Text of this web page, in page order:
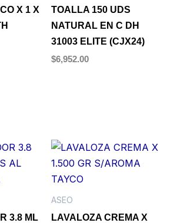
X 1 X
TOALLA 150 UDS
NATURAL EN C DH
31003 ELITE (CJX24)
$6,952.00
3.8 ML
ASEO
LAVALOZA CREMA X